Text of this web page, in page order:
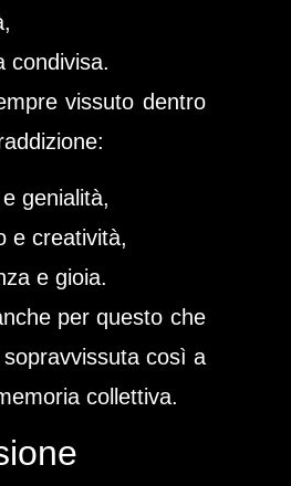
condivisa.
vissuto dentro
genialità,
e creatività,
e gioia.
per questo che
così a
collettiva.